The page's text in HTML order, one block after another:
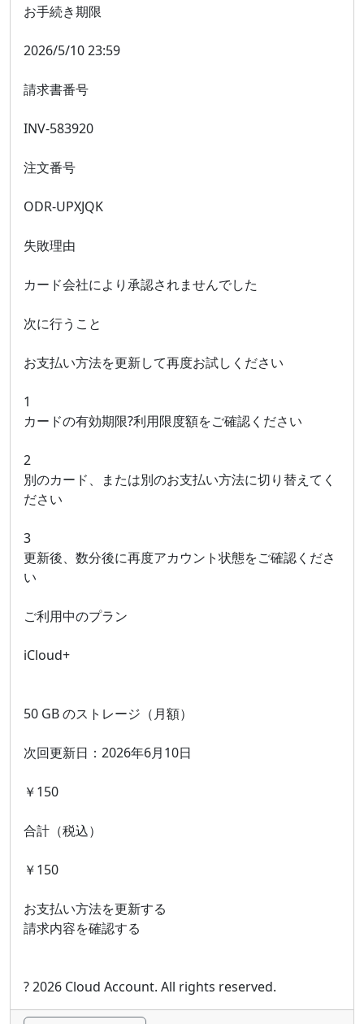
お手続き期限
2026/5/10 23:59
請求書番号
INV-583920
注文番号
ODR-UPXJQK
失敗理由
カード会社により承認されませんでした
次に行うこと
お支払い方法を更新して再度お試しください
1
カードの有効期限?利用限度額をご確認ください
2
別のカード、または別のお支払い方法に切り替えてく
ださい
3
更新後、数分後に再度アカウント状態をご確認くださ
い
ご利用中のプラン
iCloud+
50 GB のストレージ（月額）
次回更新日：2026年6月10日
￥150
合計（税込）
￥150
お支払い方法を更新する
請求内容を確認する
? 2026 Cloud Account. All rights reserved.